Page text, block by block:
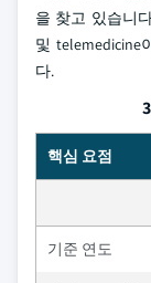
을 찾고 있습니
및 telemedicine
다.
핵심 요점
기준 연도